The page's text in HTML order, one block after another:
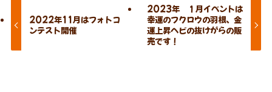
2022年11月はフォトコ
ンテスト開催
2023年 １月イベントは
幸運のフクロウの羽根、金
運上昇ヘビの抜けがらの販
売です！